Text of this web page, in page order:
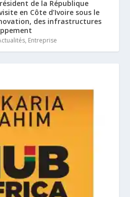
de la République
en Côte d’Ivoire sous le
des infrastructures
, Entreprise